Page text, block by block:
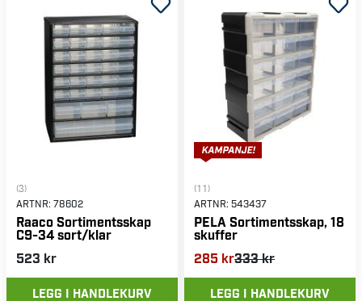
(3)
ARTNR: 78602
Raaco Sortimentsskap
C9-34 sort/klar
523 kr
LEGG I HANDLEKURV
(11)
ARTNR: 543437
PELA Sortimentsskap, 18
skuffer
285 kr333 kr
LEGG I HANDLEKURV